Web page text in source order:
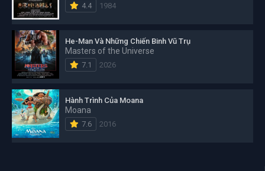
4.4 1984
He-Man Và Những Chiến Binh Vũ Trụ
Masters of the Universe
7.1 2026
Hành Trình Của Moana
Moana
7.6 2016